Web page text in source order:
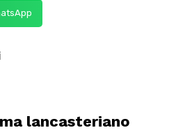
lancasteriano